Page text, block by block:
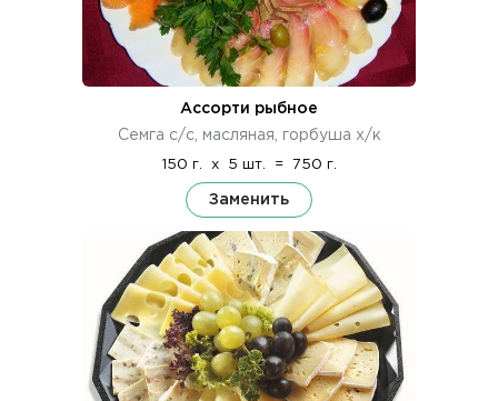
Ассорти рыбное
Семга с/с, масляная, горбуша х/к
150 г. x 5 шт. = 750 г.
Заменить